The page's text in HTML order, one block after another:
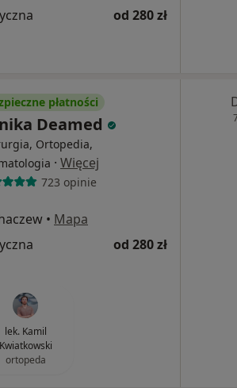
od 280 zł
płatności
Deamed
Ortopedia,
· Więcej
723 opinie
• Mapa
od 280 zł
lek. Kamil
Kwiatkowski
ortopeda